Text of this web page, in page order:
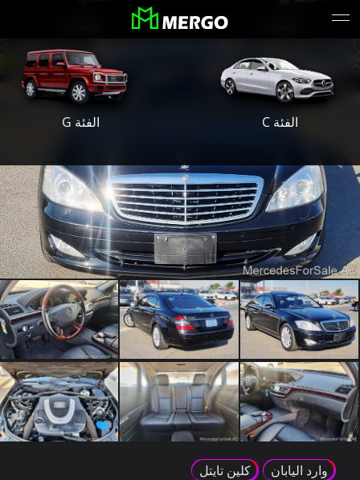
الفئة C الفئة G
وارد اليابان كلين تايتل